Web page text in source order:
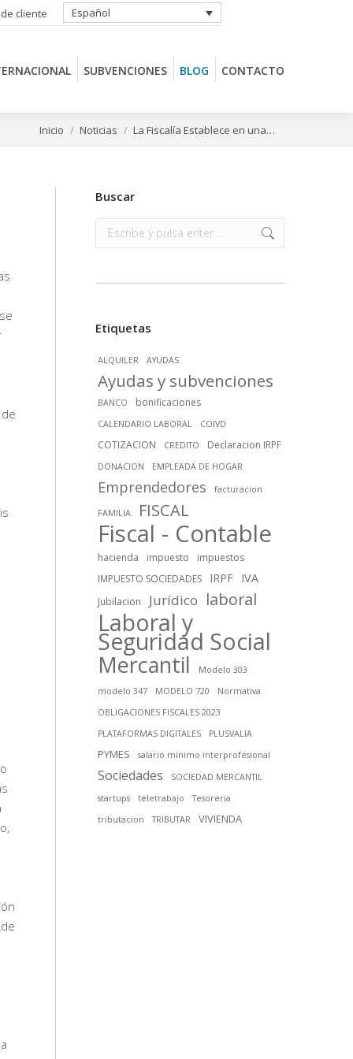
cliente Español
SUBVENCIONES BLOG CONTACTO
Estás aquí:
Inicio Noticias La Fiscalía Establece en una…
Buscar
Buscar:
Etiquetas
ALQUILER AYUDAS
Ayudas y subvenciones
BANCO bonificaciones
CALENDARIO LABORAL COIVD
COTIZACION CREDITO Declaracion IRPF
DONACION EMPLEADA DE HOGAR
Emprendedores facturacion
FAMILIA FISCAL
Fiscal - Contable
hacienda impuesto
impuestos
IMPUESTO SOCIEDADES
IRPF IVA
Jubilacion Jurídico laboral
Laboral y
Seguridad Social
Mercantil
Modelo 303
modelo 347
MODELO 720
Normativa
OBLIGACIONES FISCALES 2023
PLATAFORMAS DIGITALES
PLUSVALIA
PYMES salario mínimo interprofesional
Sociedades
SOCIEDAD MERCANTIL
startups
teletrabajo
Tesoreria
tributacion
TRIBUTAR VIVIENDA